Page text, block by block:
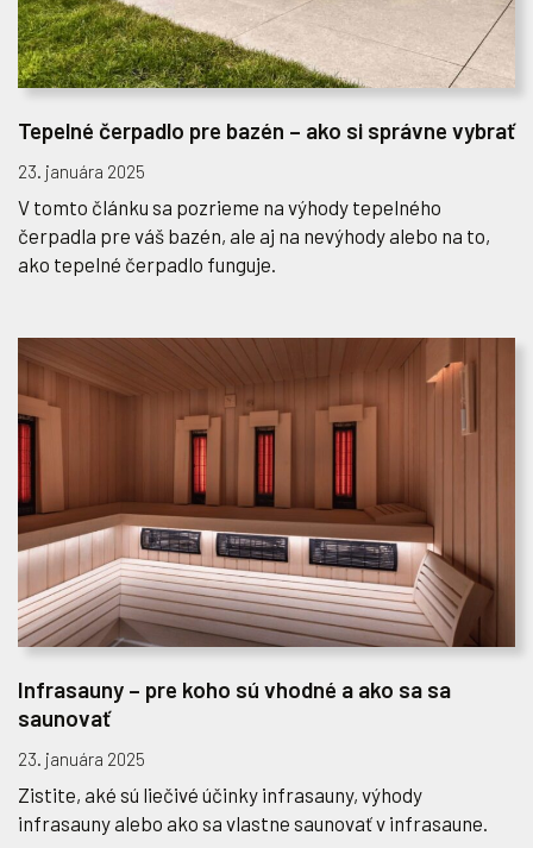
Tepelné čerpadlo pre bazén – ako si správne vybrať
23. januára 2025
V tomto článku sa pozrieme na výhody tepelného
čerpadla pre váš bazén, ale aj na nevýhody alebo na to,
ako tepelné čerpadlo funguje.
Infrasauny – pre koho sú vhodné a ako sa sa
saunovať
23. januára 2025
Zistite, aké sú liečivé účinky infrasauny, výhody
infrasauny alebo ako sa vlastne saunovať v infrasaune.